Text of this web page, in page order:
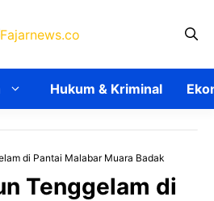
Hukum & Kriminal
di Pantai Malabar Muara Badak
Tenggelam di